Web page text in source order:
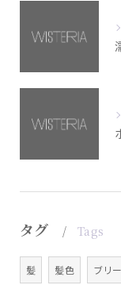
タグ Tags
髪 髪色 ブリ